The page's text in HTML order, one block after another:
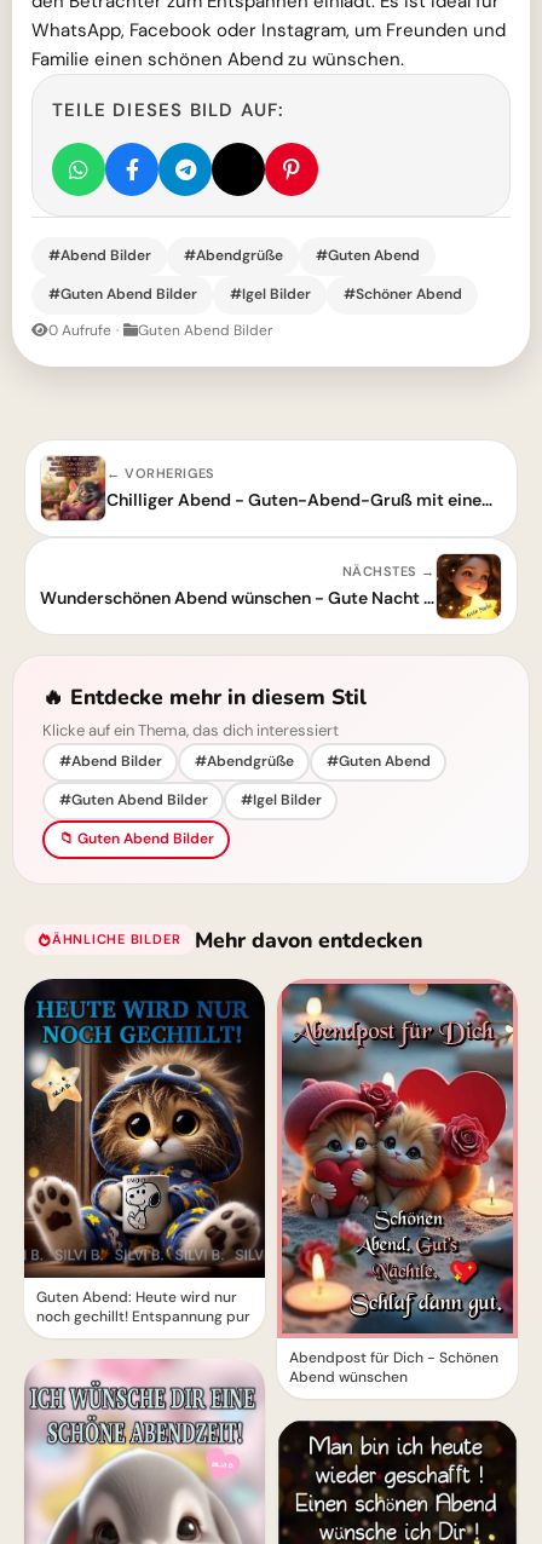
WhatsApp, Facebook oder Instagram, um Freunden und
Familie einen schönen Abend zu wünschen.
TEILE DIESES BILD AUF:
#Abend Bilder #Abendgrüße
#Guten Abend
#Guten Abend Bilder
#Igel Bilder
#Schöner Abend
0 Aufrufe · Guten Abend Bilder
← VORHERIGES
Chilliger Abend - Guten-Abend-Gruß mit einem niedlichen Cartoon-Mäuschen
NÄCHSTES →
Wunderschönen Abend wünschen - Gute Nacht Gruß
🔥 Entdecke mehr in diesem Stil
Klicke auf ein Thema, das dich interessiert
#Abend Bilder #Abendgrüße
#Guten Abend
#Guten Abend Bilder
#Igel Bilder
📁 Guten Abend Bilder
ÄHNLICHE BILDER Mehr davon entdecken
Guten Abend: Heute wird nur
noch gechillt! Entspannung pur
Abendpost für Dich - Schönen
Abend wünschen